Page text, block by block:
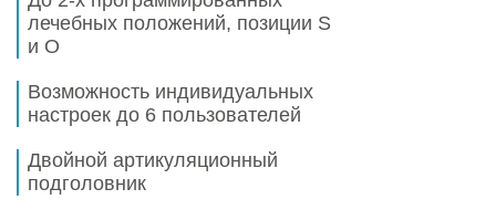
лечебных положений, позиции S
и O
Возможность индивидуальных
настроек до 6 пользователей
Двойной артикуляционный
подголовник